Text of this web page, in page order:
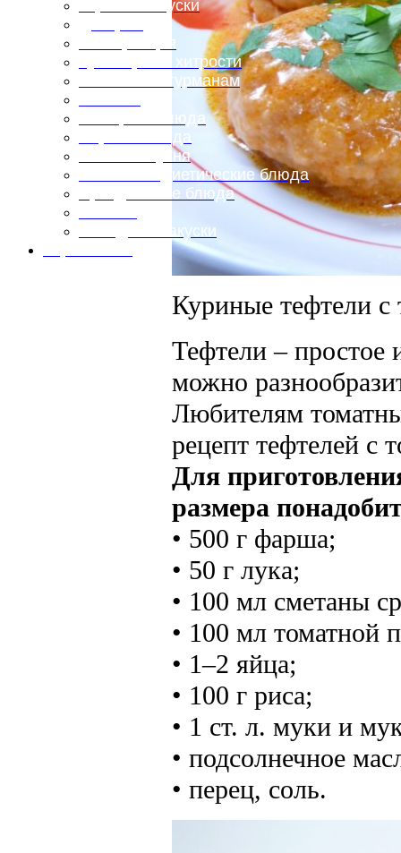
Горячие закуски
Консервация
Кулинарные хитрости
Маленьким гурманам
Овощные блюда
Первые блюда
Полевая кухня
Постные и диетические блюда
Праздничные блюда
Холодные закуски
Куриные тефтели с
Тефтели – простое
можно
Любителям
рецепт тефтелей с
Для
размера
• 500 г фарша;
• 50 г лука;
• 100 мл сметаны
• 100 мл томатной
• 1–2 яйца;
• 100 г риса;
• 1 ст. л. муки и
• подсолнечное
• перец, соль.